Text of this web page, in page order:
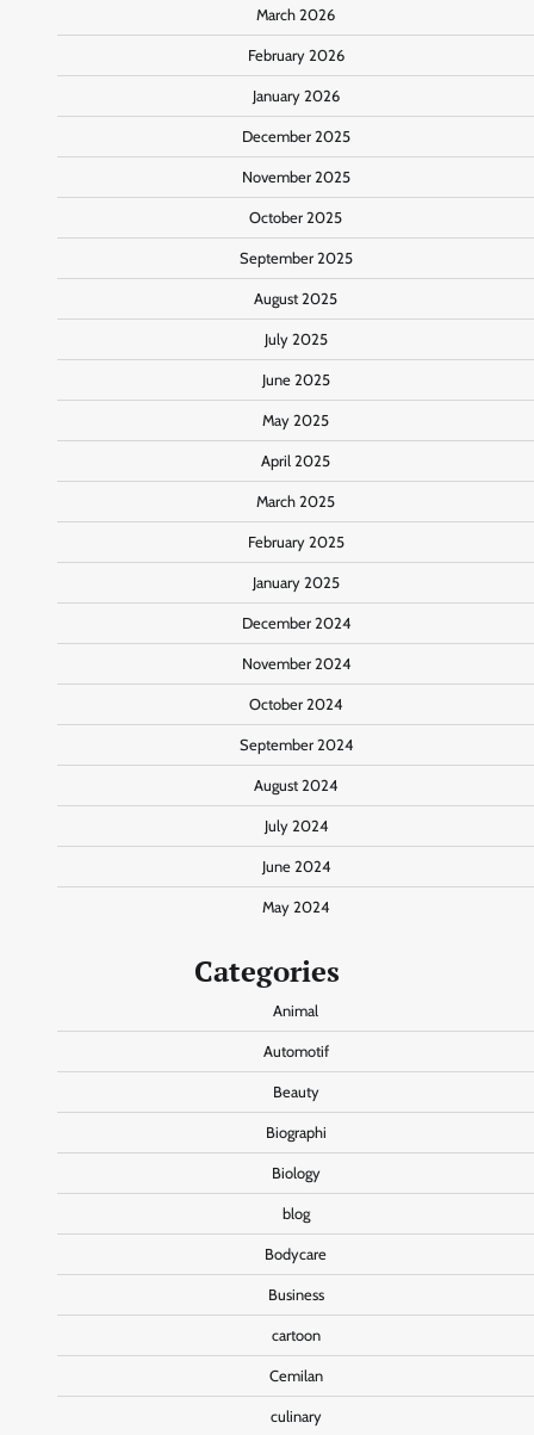
March 2026
February 2026
January 2026
December 2025
November 2025
October 2025
September 2025
August 2025
July 2025
June 2025
May 2025
April 2025
March 2025
February 2025
January 2025
December 2024
November 2024
October 2024
September 2024
August 2024
July 2024
June 2024
May 2024
Categories
Animal
Automotif
Beauty
Biographi
Biology
blog
Bodycare
Business
cartoon
Cemilan
culinary